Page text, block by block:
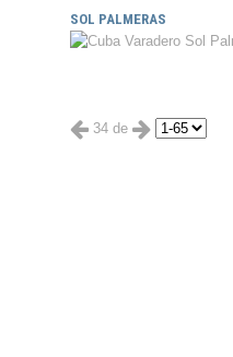
SOL PALMERAS
34 de